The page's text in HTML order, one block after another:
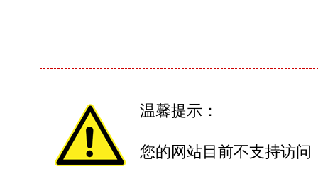
温馨提示：
您的网站目前不支持访